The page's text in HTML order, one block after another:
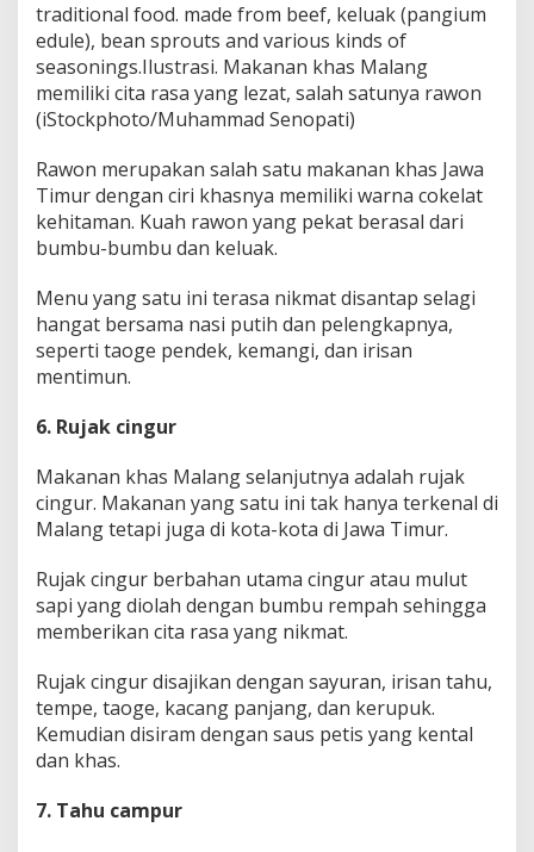
traditional food. made from beef, keluak (pangium
edule), bean sprouts and various kinds of
seasonings.Ilustrasi. Makanan khas Malang
memiliki cita rasa yang lezat, salah satunya rawon
(iStockphoto/Muhammad Senopati)
Rawon merupakan salah satu makanan khas Jawa
Timur dengan ciri khasnya memiliki warna cokelat
kehitaman. Kuah rawon yang pekat berasal dari
bumbu-bumbu dan keluak.
Menu yang satu ini terasa nikmat disantap selagi
hangat bersama nasi putih dan pelengkapnya,
seperti taoge pendek, kemangi, dan irisan
mentimun.
6. Rujak cingur
Makanan khas Malang selanjutnya adalah rujak
cingur. Makanan yang satu ini tak hanya terkenal di
Malang tetapi juga di kota-kota di Jawa Timur.
Rujak cingur berbahan utama cingur atau mulut
sapi yang diolah dengan bumbu rempah sehingga
memberikan cita rasa yang nikmat.
Rujak cingur disajikan dengan sayuran, irisan tahu,
tempe, taoge, kacang panjang, dan kerupuk.
Kemudian disiram dengan saus petis yang kental
dan khas.
7. Tahu campur